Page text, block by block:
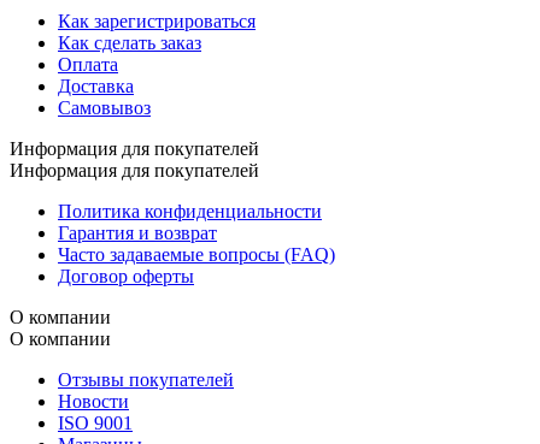
Как зарегистрироваться
Как сделать заказ
Оплата
Доставка
Самовывоз
Информация для покупателей
Информация для покупателей
Политика конфиденциальности
Гарантия и возврат
Часто задаваемые вопросы (FAQ)
Договор оферты
О компании
О компании
Отзывы покупателей
Новости
ISO 9001